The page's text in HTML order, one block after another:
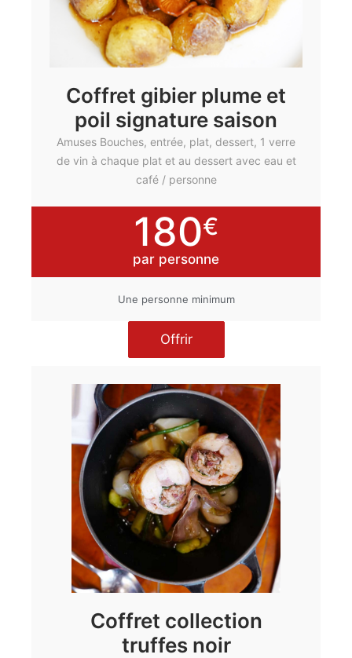
Coffret gibier plume et
poil signature saison
Amuses Bouches, entrée, plat, dessert, 1 verre
de vin à chaque plat et au dessert avec eau et
café / personne
180€
par personne
Une personne minimum
Offrir
Coffret collection
truffes noir